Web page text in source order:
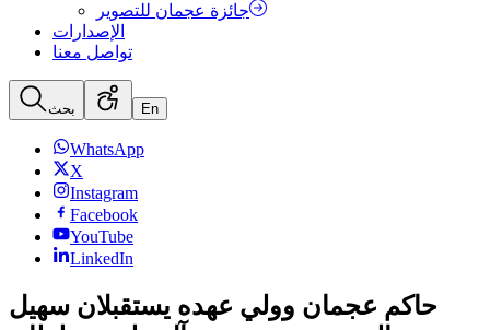
جائزة عجمان للتصوير
الإصدارات
تواصل معنا
بحث En
WhatsApp
X
Instagram
Facebook
YouTube
LinkedIn
حاكم عجمان وولي عهده يستقبلان سهيل